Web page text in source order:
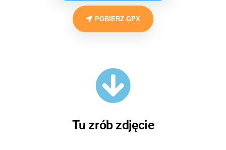
POBIERZ GPX
Tu zrób zdjęcie